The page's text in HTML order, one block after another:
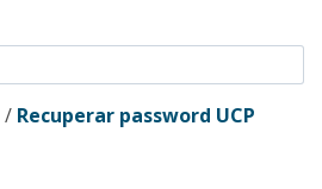
/ Recuperar password UCP